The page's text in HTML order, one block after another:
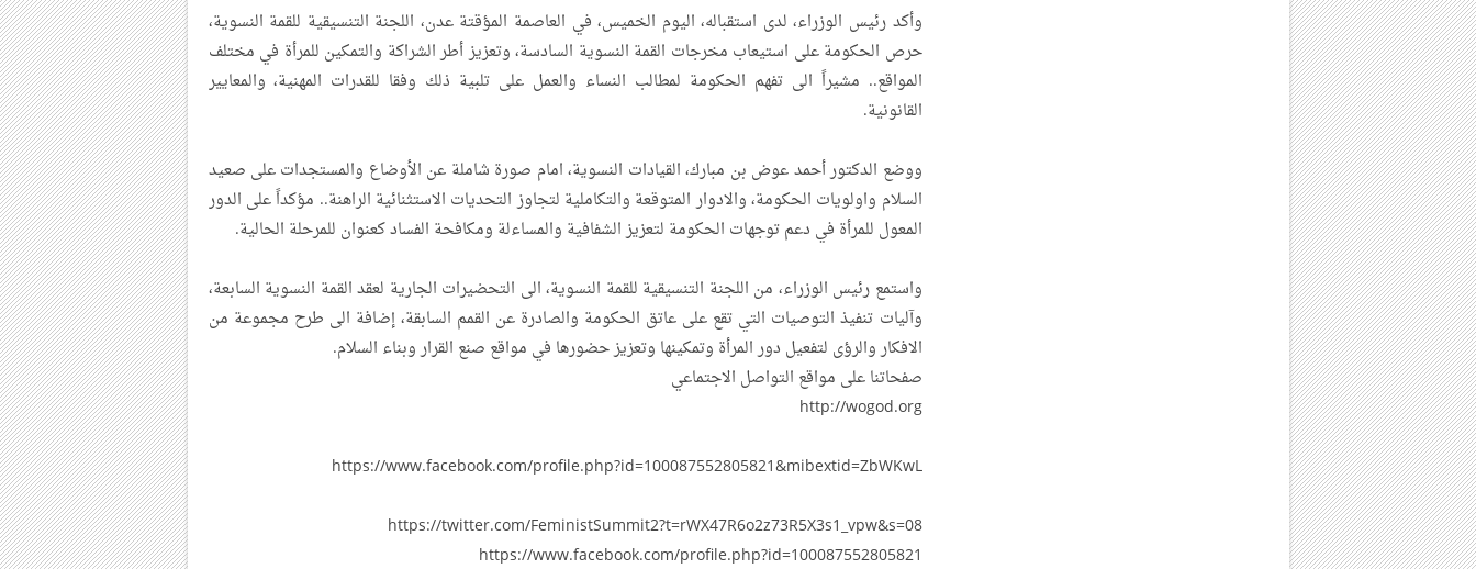
وأكد رئيس الوزراء، لدى استقباله، اليوم الخميس، في العاصمة المؤقتة عدن، اللجنة التنسيقية للقمة النسوية،
حرص الحكومة على استيعاب مخرجات القمة النسوية السادسة، وتعزيز أطر الشراكة والتمكين للمرأة في مختلف
المواقع.. مشيراً الى تفهم الحكومة لمطالب النساء والعمل على تلبية ذلك وفقا للقدرات المهنية، والمعايير
القانونية.
ووضع الدكتور أحمد عوض بن مبارك، القيادات النسوية، امام صورة شاملة عن الأوضاع والمستجدات على صعيد
السلام واولويات الحكومة، والادوار المتوقعة والتكاملية لتجاوز التحديات الاستثنائية الراهنة.. مؤكداً على الدور
المعول للمرأة في دعم توجهات الحكومة لتعزيز الشفافية والمساءلة ومكافحة الفساد كعنوان للمرحلة الحالية.
واستمع رئيس الوزراء، من اللجنة التنسيقية للقمة النسوية، الى التحضيرات الجارية لعقد القمة النسوية السابعة،
وآليات تنفيذ التوصيات التي تقع على عاتق الحكومة والصادرة عن القمم السابقة، إضافة الى طرح مجموعة من
الافكار والرؤى لتفعيل دور المرأة وتمكينها وتعزيز حضورها في مواقع صنع القرار وبناء السلام.
صفحاتنا على مواقع التواصل الاجتماعي
http://wogod.org
https://www.facebook.com/profile.php?id=100087552805821&mibextid=ZbWKwL
https://twitter.com/FeministSummit2?t=rWX47R6o2z73R5X3s1_vpw&s=08
https://www.facebook.com/profile.php?id=100087552805821